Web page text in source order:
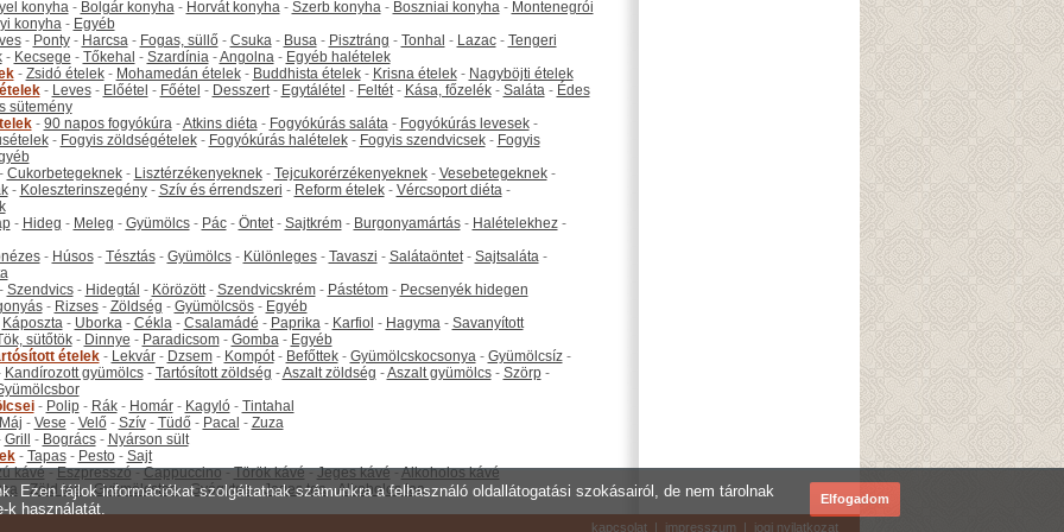
konyha- Bolgár konyha- Horvát konyha- Szerb konyha- Boszniai konyha- Montenegrói
konyha- Egyéb
- Ponty- Harcsa- Fogas, süllő- Csuka- Busa- Pisztráng - Tonhal - Lazac- Tengeri
- Kecsege - Tőkehal - Szardínia-Angolna- Egyéb halételek
- Zsidó ételek- Mohamedán ételek- Buddhista ételek- Krisna ételek- Nagyböjti ételek
- Leves- Előétel - Főétel - Desszert- Egytálétel - Feltét- Kása, főzelék- Saláta- Édes
sütemény
- 90 napos fogyókúra-Atkins diéta- Fogyókúrás saláta- Fogyókúrás levesek-
- Fogyis zöldségételek- Fogyókúrás halételek- Fogyis szendvicsek- Fogyis
Cukorbetegeknek- Lisztérzékenyeknek- Tejcukorérzékenyeknek- Vesebetegeknek-
- Koleszterinszegény- Szív és érrendszeri - Reform ételek- Vércsoport diéta-
- Hideg - Meleg - Gyümölcs- Pác- Öntet- Sajtkrém- Burgonyamártás- Halételekhez-
- Húsos- Tésztás- Gyümölcs- Különleges- Tavaszi - Salátaöntet- Sajtsaláta-
Szendvics- Hidegtál - Körözött- Szendvicskrém- Pástétom- Pecsenyék hidegen
- Rizses- Zöldség - Gyümölcsös- Egyéb
Káposzta- Uborka- Cékla- Csalamádé - Paprika- Karfiol - Hagyma- Savanyított
sütőtök- Dinnye - Paradicsom- Gomba- Egyéb
ételek- Lekvár- Dzsem- Kompót- Befőttek- Gyümölcskocsonya- Gyümölcsíz-
Kandírozott gyümölcs- Tartósított zöldség -Aszalt zöldség -Aszalt gyümölcs- Szörp-
- Polip- Rák- Homár- Kagyló- Tintahal
Máj - Vese - Velő- Szív- Tüdő- Pacal - Zuza
Grill - Bogrács- Nyárson sült
- Tapas- Pesto- Sajt
kávé-Eszpresszó-Cappuccino-Török kávé-Jeges kávé-Alkoholos kávé
-Zöld tea-Gyümölcstea-Gyógytea-Jeges tea-Alkoholos tea
kapcsolat | impresszum | jogi nyilatkozat
Ezen fájlok információkat szolgáltatnak számunkra a felhasználó oldallátogatási szokásairól, de nem tárolnak
k használatát.
Elfogadom